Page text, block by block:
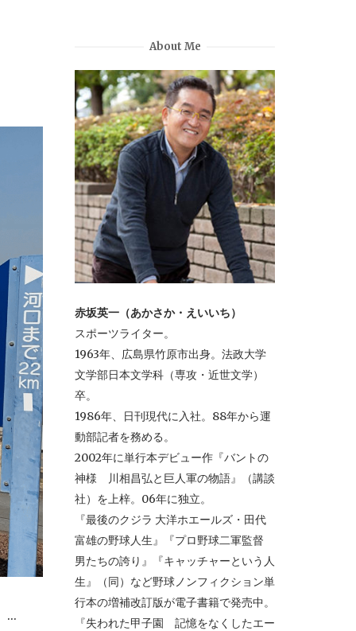
...
About Me
赤坂英一（あかさか・えいいち）
スポーツライター。
1963年、広島県竹原市出身。法政大学
文学部日本文学科（専攻・近世文学）
卒。
1986年、日刊現代に入社。88年から運
動部記者を務める。
2002年に単行本デビュー作『バントの
神様 川相昌弘と巨人軍の物語』（講談
社）を上梓。06年に独立。
『最後のクジラ 大洋ホエールズ・田代
富雄の野球人生』『プロ野球二軍監督
男たちの誇り』『キャッチャーという人
生』（同）など野球ノンフィクション単
行本の増補改訂版が電子書籍で発売中。
『失われた甲子園 記憶をなくしたエー